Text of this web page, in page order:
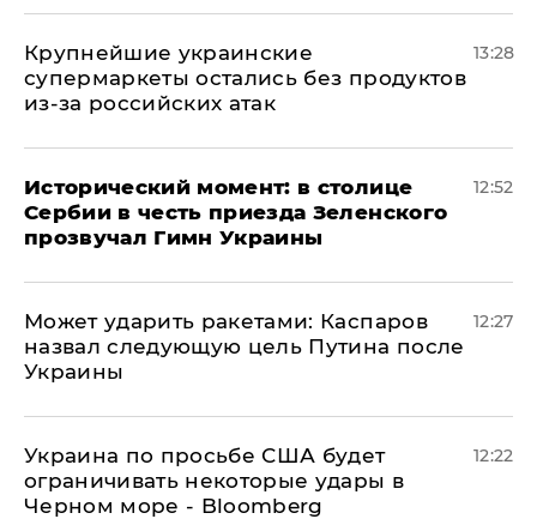
Крупнейшие украинские
супермаркеты остались без продуктов
из-за российских атак
13:28
Исторический момент: в столице
Сербии в честь приезда Зеленского
прозвучал Гимн Украины
12:52
Может ударить ракетами: Каспаров
назвал следующую цель Путина после
Украины
12:27
Украина по просьбе США будет
ограничивать некоторые удары в
Черном море - Bloomberg
12:22